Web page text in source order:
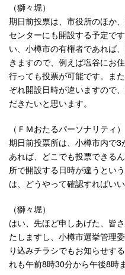
（獅々堀）
期日前投票は、市役所のほか
センターにも開設する予定で
い、小樽市の有権者であれば
きますので、例えば塩谷にお
行っても投票が可能です。ま
ぞれ開設日時が違いますので
だきたいと思います。
（ＦＭおたるパーソナリティ）
期日前投票所は、小樽市内で
あれば、どこでも投票できる
所で開設する日時が違うとい
は、どうやって確認すればいい
（獅々堀）
はい、先ほど申しあげた、皆
たしますし、小樽市選挙管理
り込みチラシでもお知らせす
れも午前8時30分から午後8時